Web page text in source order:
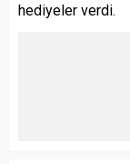
hediyeler verdi.